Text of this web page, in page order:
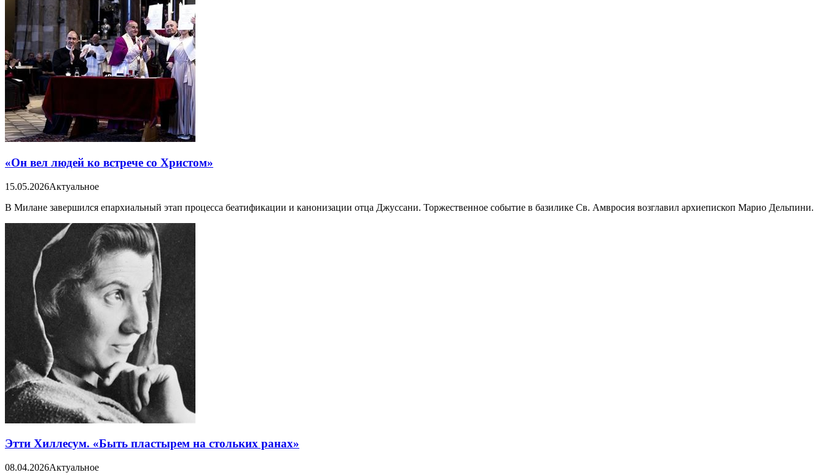
«Он вел людей ко встрече со Христом»
15.05.2026Актуальное
В Милане завершился епархиальный этап процесса беатификации и канонизации отца Джуссани. Торжественное событие в базилике Св. Амвросия возглавил архиепископ Марио Дельпини.
Этти Хиллесум. «Быть пластырем на стольких ранах»
08.04.2026Актуальное